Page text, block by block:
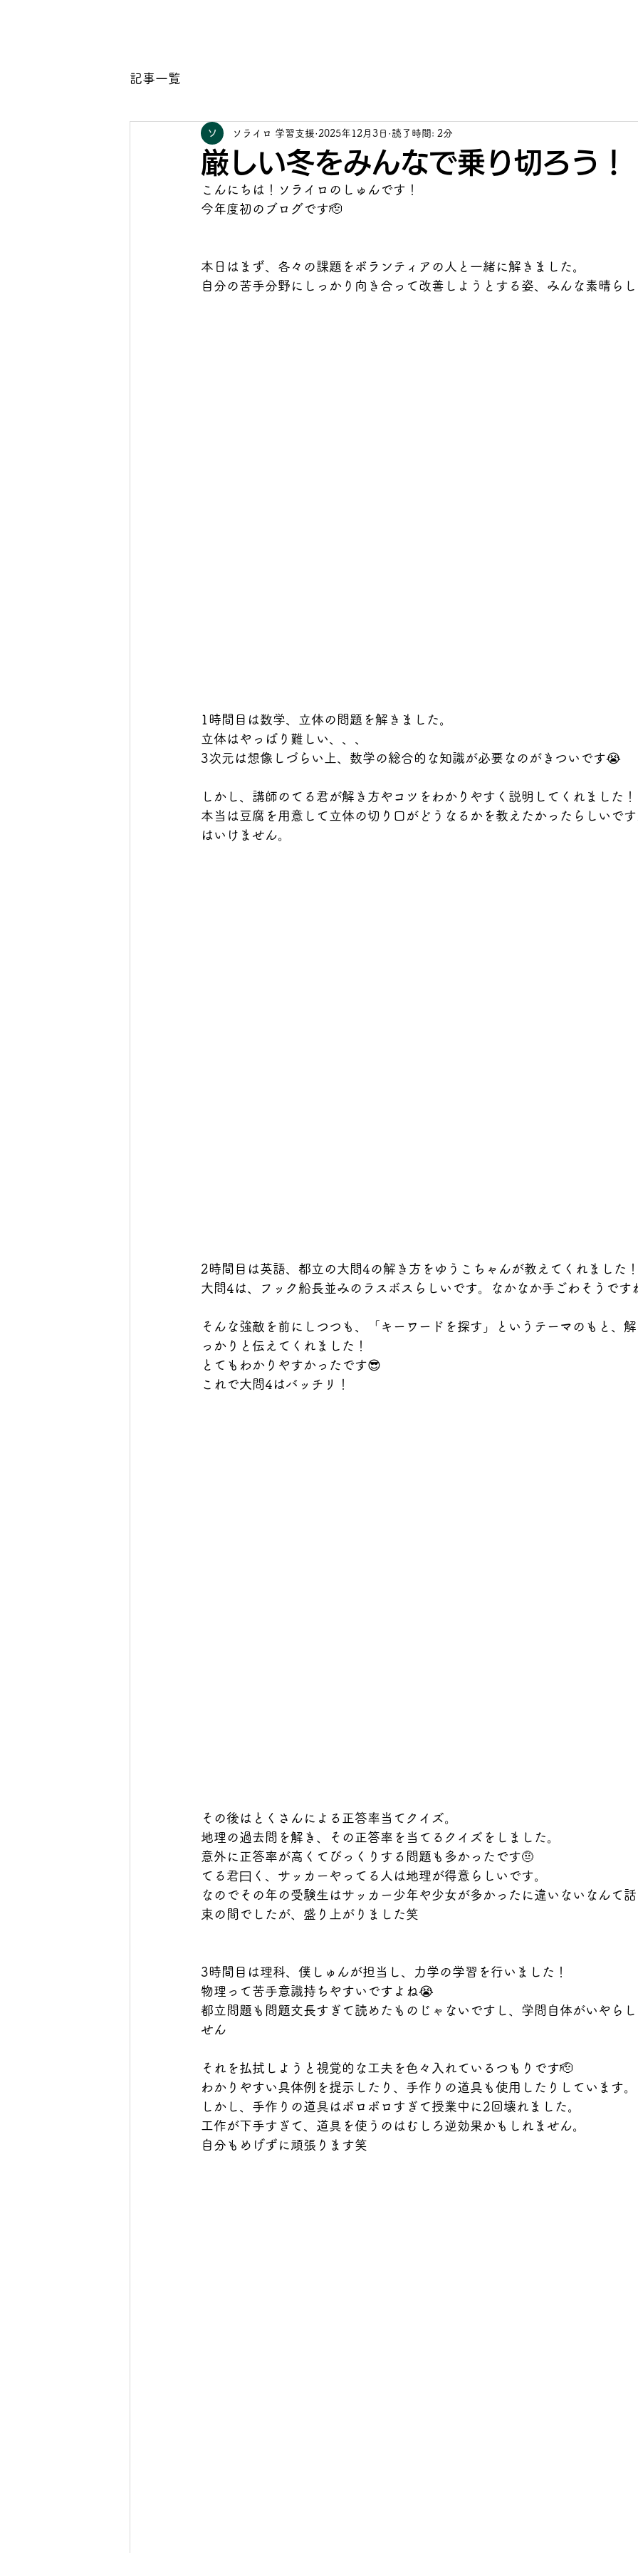
記事一覧
厳しい冬をみんなで乗り切ろう！
ソライロ 学習支援 2025年12月3日 読了時間: 2分
こんにちは！ソライロのしゅんです！
今年度初のブログです🫡
本日はまず、各々の課題をボランティアの人と一緒に解きました。
自分の苦手分野にしっかり向き合って改善しようとする姿、みんな素晴ら
1時間目は数学、立体の問題を解きました。
立体はやっぱり難しい、、、
3次元は想像しづらい上、数学の総合的な知識が必要なのがきついです😭
しかし、講師のてる君が解き方やコツをわかりやすく説明してくれました！
本当は豆腐を用意して立体の切り口がどうなるかを教えたかったらしいで
はいけません。
2時間目は英語、都立の大問4の解き方をゆうこちゃんが教えてくれました
大問4は、フック船長並みのラスボスらしいです。なかなか手ごわそうです
そんな強敵を前にしつつも、「キーワードを探す」というテーマのもと、
っかりと伝えてくれました！
とてもわかりやすかったです😎
これで大問4はバッチリ！
その後はとくさんによる正答率当てクイズ。
地理の過去問を解き、その正答率を当てるクイズをしました。
意外に正答率が高くてびっくりする問題も多かったです🤨
てる君曰く、サッカーやってる人は地理が得意らしいです。
なのでその年の受験生はサッカー少年や少女が多かったに違いないなんて
束の間でしたが、盛り上がりました笑
3時間目は理科、僕しゅんが担当し、力学の学習を行いました！
物理って苦手意識持ちやすいですよね😭
都立問題も問題文長すぎて読めたものじゃないですし、学問自体がいやら
せん
それを払拭しようと視覚的な工夫を色々入れているつもりです🫡
わかりやすい具体例を提示したり、手作りの道具も使用したりしています。
しかし、手作りの道具はボロボロすぎて授業中に2回壊れました。
工作が下手すぎて、道具を使うのはむしろ逆効果かもしれません。
自分もめげずに頑張ります笑